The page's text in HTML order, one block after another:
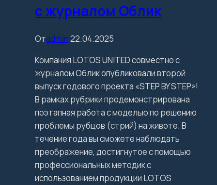
с журналом Облик
Отadmin22.04.2025
Компания LOTOS UNITED совместно с
журналом Облик опубликовали второй
выпуск годового проекта «STEP BY STEP»!
В рамках рубрики продемонстрирована
поэтапная работа с моделью по решению
проблемы рубцов (стрий) на животе. В
течение года вы сможете наблюдать
преображение, достигнутое с помощью
профессиональных методик с
использованием продукции LOTOS